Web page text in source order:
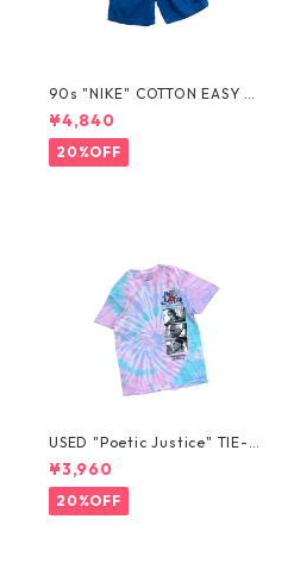
90s "NIKE" COTTON EASY S
HORTS
¥4,840
20%OFF
USED "Poetic Justice" TIE-D
YE TEE
¥3,960
20%OFF